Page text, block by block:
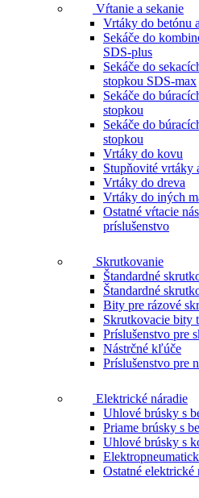
Vŕtanie a sekanie
Vrtáky do betónu
Sekáče do
SDS-plus
Sekáče do
stopkou SDS-max
Sekáče do
stopkou
Sekáče do
stopkou
Vrtáky do kovu
Stupňovité vrtáky
Vrtáky do dreva
Vrtáky do iných
Ostatné vŕtacie
príslušenstvo
Skrutkovanie
Štandardné
Štandardné
Bity pre rázové
Skrutkovacie bity
Príslušenstvo pre
Nástrčné kľúče
Príslušenstvo pre
Elektrické náradie
Uhlové brúsky s
Priame brúsky s
Uhlové brúsky s
Ostatné elektrické